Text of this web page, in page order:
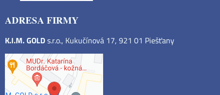
ADRESA FIRMY
K.I.M. GOLDs.r.o., Kukučínová 17, 921 01 Piešťany